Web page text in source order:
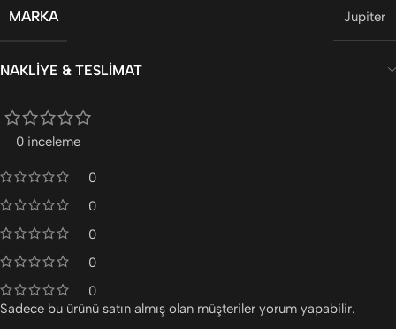
MARKA Jupiter
NAKLIYE & TESLIMAT
0 inceleme
0
0
0
0
0
Sadece bu ürünü satın almış olan müşteriler yorum yapabilir.